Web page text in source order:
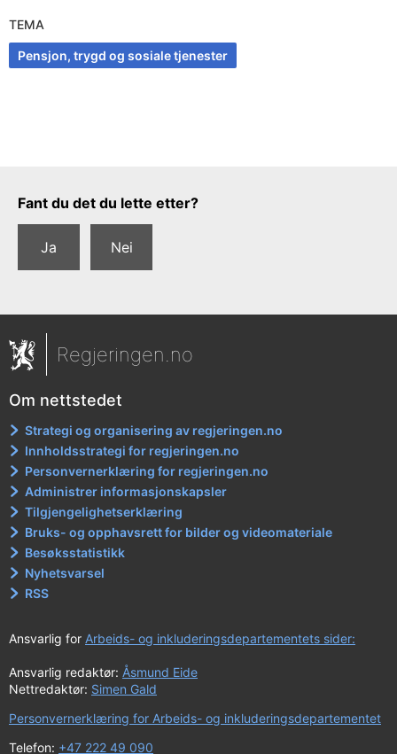
TEMA
Pensjon, trygd og sosiale tjenester
Tilbakemeldingsskjema
Fant du det du lette etter?
Ja Nei
Regjeringen.no
Om nettstedet
Strategi og organisering av regjeringen.no
Innholdsstrategi for regjeringen.no
Personvernerklæring for regjeringen.no
Administrer informasjonskapsler
Tilgjengelighetserklæring
Bruks- og opphavsrett for bilder og videomateriale
Besøksstatistikk
Nyhetsvarsel
RSS
Ansvarlig for Arbeids- og inkluderingsdepartementets sider:
Ansvarlig redaktør: Åsmund Eide
Nettredaktør: Simen Gald
Personvernerklæring for Arbeids- og inkluderingsdepartementet
Telefon: +47 222 49 090